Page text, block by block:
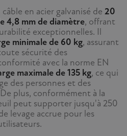
en acier galvanisé de 20
4,8 mm de diamètre, offrant
exceptionnelles. Il
minimale de 60 kg, assurant
sécurité des
avec la norme EN
maximale de 135 kg, ce qui
des personnes et des
plus, conformément à la
peut supporter jusqu'à 250
levage accrue pour les